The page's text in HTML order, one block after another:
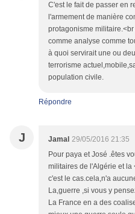
C'est le fait de passer en
l'armement de manière
protagonisme
comme analyse comme
à quoi servirait une ou
terrorisme
population civile.
Répondre
J Jamal 29/05/2016 21:35
Pour paya et José .êtes
militaires de l'Algérie et la
c'est le cas.cela,n'a
La,guerre ,si vous y
La France en a des